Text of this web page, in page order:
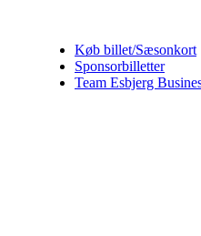
Køb billet/Sæsonkort
Sponsorbilletter
Team Esbjerg